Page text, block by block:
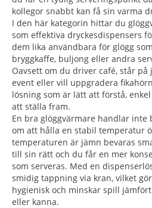
kollegor snabbt kan få sin varma
I den här kategorin hittar du
som effektiva dryckesdispensers
dem lika användbara för glögg
bryggkaffe, buljong eller andra
Oavsett om du driver café, står
event eller vill uppgradera
lösning som är lätt att förstå,
att ställa fram.
En bra glöggvärmare handlar inte
om att hålla en stabil temperatur
temperaturen är jämn bevaras
till sin rätt och du får en mer
som serveras. Med en
smidig tappning via kran, vilket
hygienisk och minskar spill
eller kanna.